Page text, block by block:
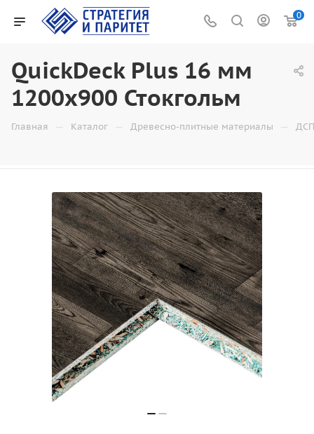
0
QuickDeck Plus 16 мм
1200х900 Стокгольм
Главная — Каталог — Древесно-плитные материалы —